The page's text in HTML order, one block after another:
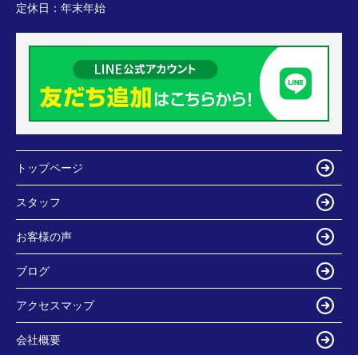
定休日： 年末年始
トップページ
スタッフ
お客様の声
ブログ
アクセスマップ
会社概要